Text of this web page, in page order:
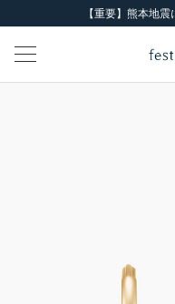
【重要】熊本地